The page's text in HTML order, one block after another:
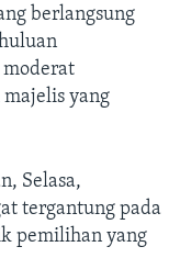
berlangsung
yang
Selasa,
tergantung pada
pemilihan yang